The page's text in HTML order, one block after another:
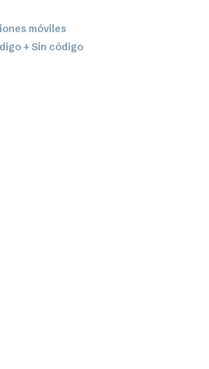
móviles
+ Sin código